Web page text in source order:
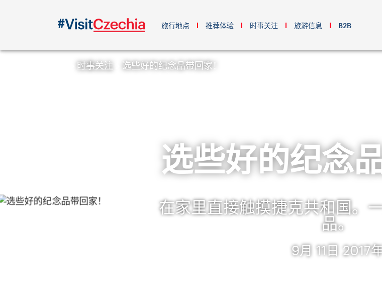
旅行地点 推荐体验 时事关注 旅游信息 B2B
时事关注 选些好的纪念品带回家！
选些好的纪念
在家里直接触摸捷克共和国。
品。
9月 11日 2017